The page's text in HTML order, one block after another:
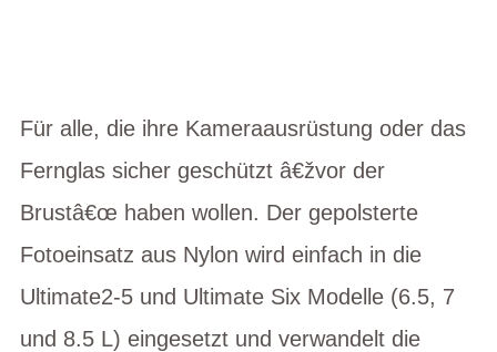
Für alle, die ihre Kameraausrüstung oder das
Fernglas sicher geschützt â€žvor der
Brustâ€œ haben wollen. Der gepolsterte
Fotoeinsatz aus Nylon wird einfach in die
Ultimate2-5 und Ultimate Six Modelle (6.5, 7
und 8.5 L) eingesetzt und verwandelt die